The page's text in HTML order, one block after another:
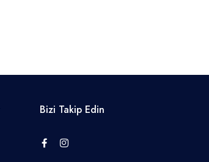
Bizi Takip Edin